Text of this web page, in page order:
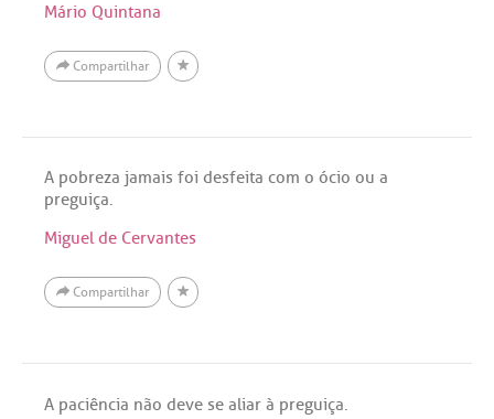
Mário Quintana
Compartilhar
A pobreza jamais foi desfeita com o ócio ou a
preguiça.
Miguel de Cervantes
Compartilhar
A paciência não deve se aliar à preguiça.